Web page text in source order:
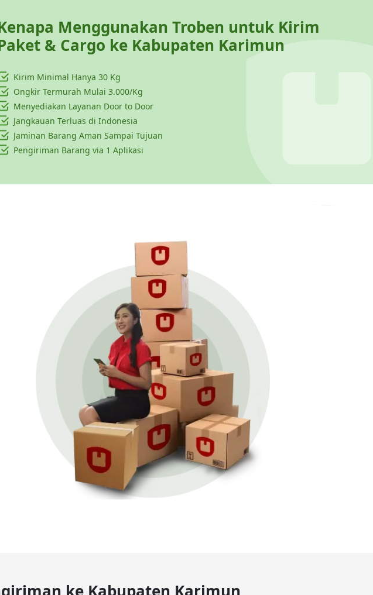
Menggunakan Troben untuk Kirim
& Cargo ke Kabupaten Karimun
Kirim Minimal Hanya 30 Kg
Ongkir Termurah Mulai 3.000/Kg
Menyediakan Layanan Door to Door
Jangkauan Terluas di Indonesia
Jaminan Barang Aman Sampai Tujuan
Pengiriman Barang via 1 Aplikasi